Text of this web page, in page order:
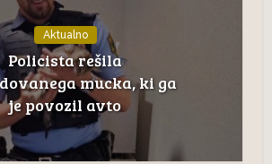
Aktualno
Policista rešila
mucka, ki ga
je povozil avto